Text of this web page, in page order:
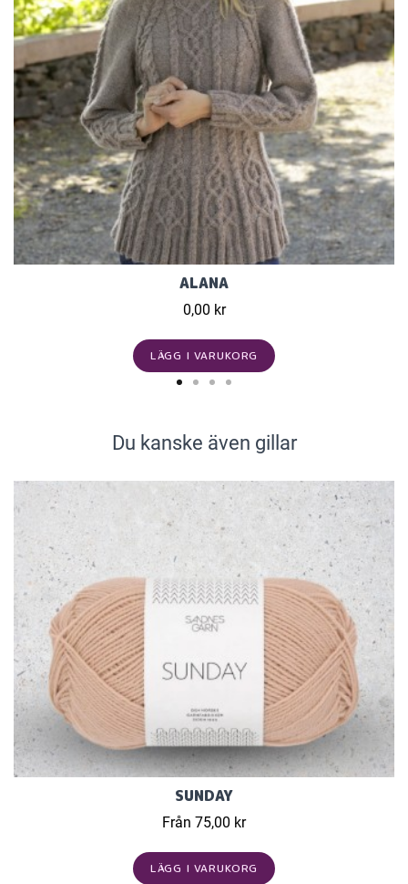
ALANA
0,00 kr
LÄGG I VARUKORG
Du kanske även gillar
SUNDAY
Från 75,00 kr
LÄGG I VARUKORG